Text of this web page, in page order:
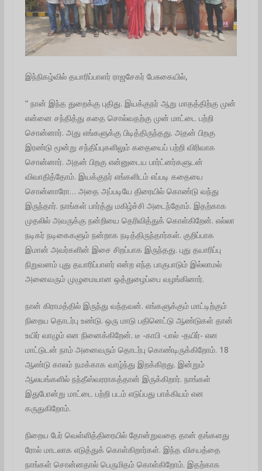
இந்நிகழ்வில் தயாரிப்பாளர் ராஜசேகர் பேசுகையில்,
” நான் இந்த துறைக்கு புதிது. இயக்குநர் ஆறு மாதத்திற்கு முன்
என்னை சந்தித்து கதை சொல்வதற்கு முன் மாட்டை பற்றி
சொன்னார். அது எங்களுக்கு பிடித்திருந்தது. அதன் பிறகு
இரண்டு மூன்று சந்திப்புகளிலும் கதையைப் பற்றி விரிவாக
சொன்னார். அதன் பிறகு என்னுடைய பார்ட்னர்களுடன்
விவாதித்தோம். இயக்குநர் எங்களிடம் எப்படி கதையை
சொன்னாரோ… அதை அப்படியே திரையில் கொண்டு வந்து
இருந்தார். நாங்கள் பார்த்து மகிழ்ச்சி அடைந்தோம். இதற்காக
முதலில் அவருக்கு நன்றியை தெரிவித்துக் கொள்கிறேன். எல்லா
நடிகர் நடிகைகளும் நன்றாக நடித்திருந்தார்கள். குறிப்பாக
இமான் அவர்களின் இசை சிறப்பாக இருந்தது. புது தயாரிப்பு
நிறுவனம் புது தயாரிப்பாளர் என்ற எந்த பாகுபாடும் இல்லாமல்
அனைவரும் முழுமையான ஒத்துழைப்பை வழங்கினார்.
நான் கிராமத்தில் இருந்து வந்தவன். எங்களுக்கும் மாட்டிற்கும்
நிறைய தொடர்பு உண்டு. ஒரு மாடு பதினெட்டு ஆண்டுகள் தான்
உயிர் வாழும் என நினைக்கிறேன். டீ -காபி -பால் -தயிர்- என
மாட்டுடன் நாம் அனைவரும் தொடர்பு கொண்டிருக்கிறோம். 18
ஆண்டு காலம் நமக்காக வாழ்ந்து இறக்கிறது. இன்றும்
ஆலயங்களில் நந்தீஸ்வரராகத்தான் இருக்கிறார். நாங்கள்
இதுபோன்று மாட்டை பற்றி படம் எடுப்பது பாக்கியம் என
கருதுகிறோம்.
நிறைய பேர் வெள்ளித்திரையில் தோன்றுவதை தான் தங்களது
ரோல் மாடலாக எடுத்துக் கொள்கிறார்கள். இந்த விசயத்தை
நாங்கள் சொன்னதால் பெருமிதம் கொள்கிறோம். இதற்காக